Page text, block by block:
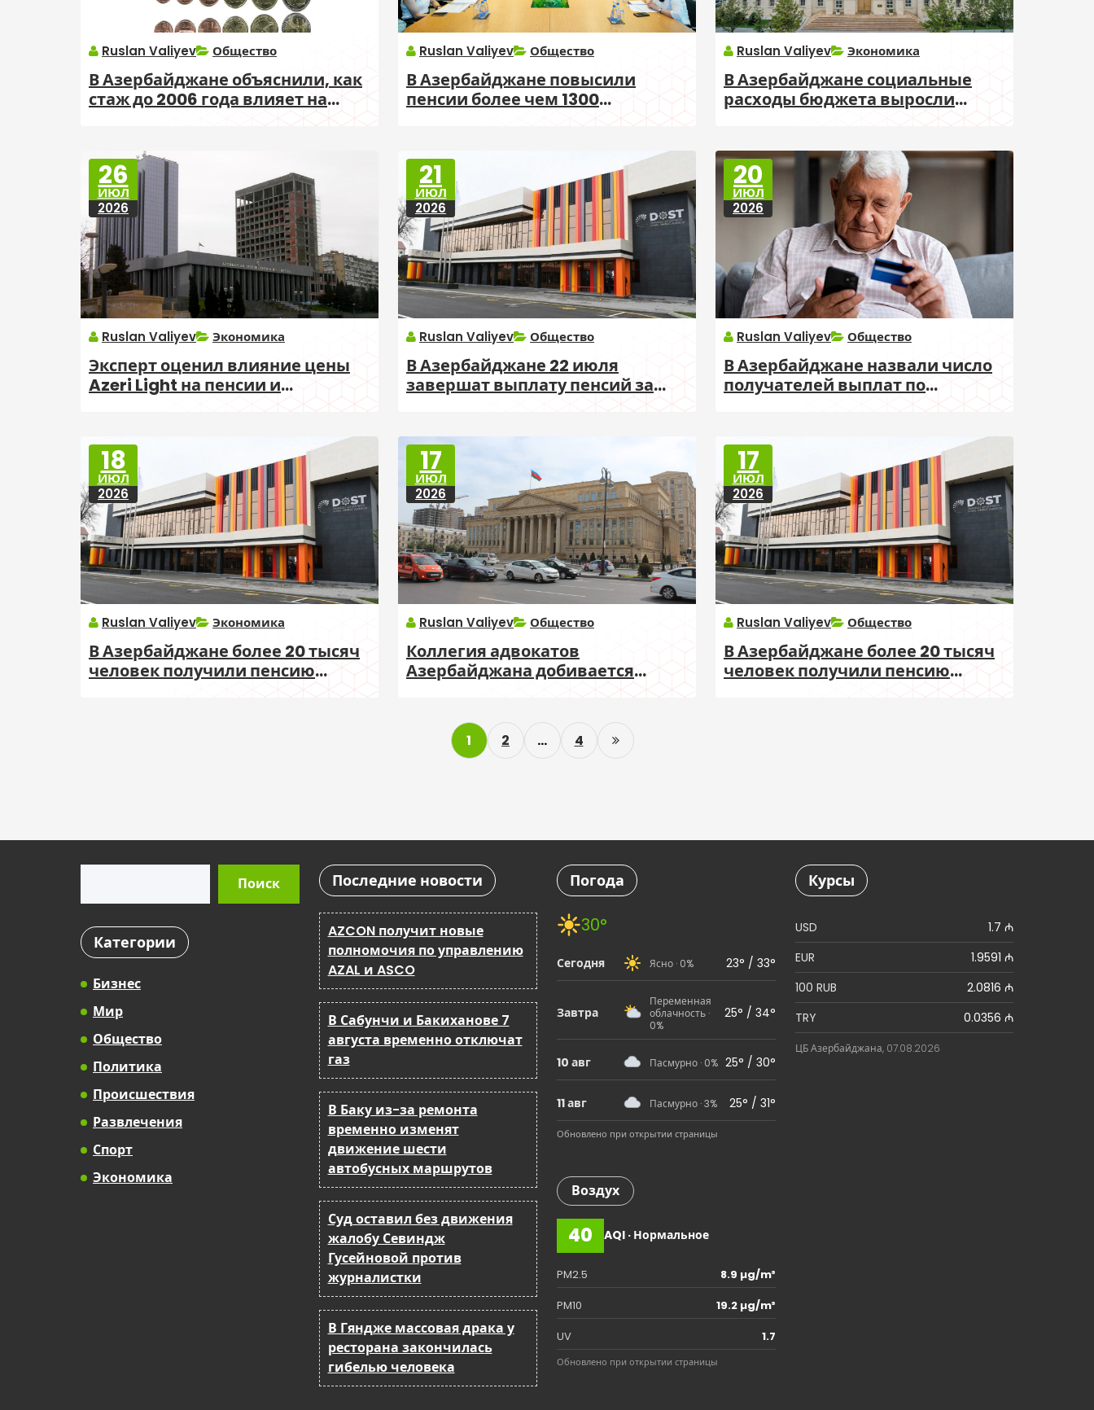
Ruslan Valiyev Общество
В Азербайджане объяснили, как
стаж до 2006 года влияет на
Ruslan Valiyev Общество
В Азербайджане повысили
пенсии более чем 1300
Ruslan Valiyev Экономика
В Азербайджане социальные
расходы бюджета выросли
26
ИЮЛ
2026
Ruslan Valiyev Экономика
Эксперт оценил влияние цены
Azeri Light на пенсии и
21
ИЮЛ
2026
Ruslan Valiyev Общество
В Азербайджане 22 июля
завершат выплату пенсий за
20
ИЮЛ
2026
Ruslan Valiyev Общество
В Азербайджане назвали число
получателей выплат по
18
ИЮЛ
2026
Ruslan Valiyev Экономика
В Азербайджане более 20 тысяч
человек получили пенсию
17
ИЮЛ
2026
Ruslan Valiyev Общество
Коллегия адвокатов
Азербайджана добивается
17
ИЮЛ
2026
Ruslan Valiyev Общество
В Азербайджане более 20 тысяч
человек получили пенсию
P
o
t
p
a
g
n
a
n
1 2 … 4
Поиск
Категории
Бизнес
Мир
Общество
Политика
Происшествия
Развлечения
Спорт
Экономика
Последние новости
AZCON получит новые
полномочия по управлению
AZAL и ASCO
В Сабунчи и Бакиханове 7
августа временно отключат
газ
В Баку из-за ремонта
временно изменят
движение шести
автобусных маршрутов
Суд оставил без движения
жалобу Севиндж
Гусейновой против
журналистки
В Гяндже массовая драка у
ресторана закончилась
гибелью человека
Погода
30°
Сегодня Ясно · 0% 23° / 33°
Завтра
Переменная
облачность ·
0%
25° / 34°
10 авг Пасмурно · 0% 25° / 30°
11 авг Пасмурно · 3% 25° / 31°
Обновлено при открытии страницы
Воздух
40 AQI · Нормальное
PM2.5
8.9 µg/m³
PM10
19.2 µg/m³
UV
1.7
Обновлено при открытии страницы
Курсы
USD
1.7 ₼
EUR
1.9591 ₼
100 RUB
2.0816 ₼
TRY
0.0356 ₼
ЦБ Азербайджана, 07.08.2026